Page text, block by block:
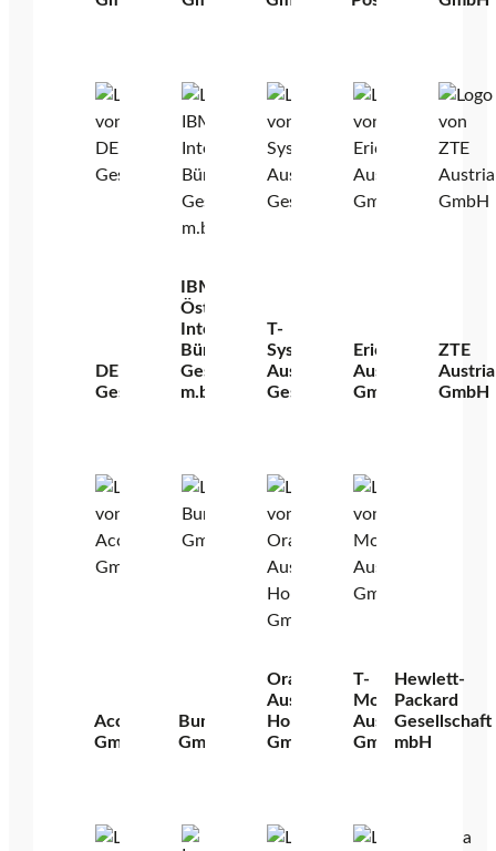
DELL
GesmbH
IBM
Österreich
Internationale
Büromaschinen
Gesellschaft
m.b.H.
T-
Systems
Austria
GesmbH
Ericsson
Austria
GmbH
ZTE
Austria
GmbH
Accenture
GmbH
Bundesrechenzentrum
GmbH
Oracle
Austria
Holding
GmbH
T-
Mobile
Austria
GmbH
Hewlett-
Packard
Gesellschaft
mbH